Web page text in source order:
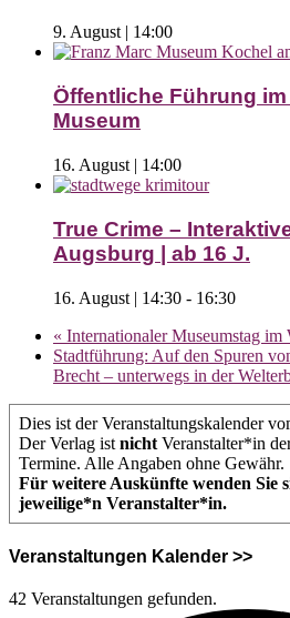
9. August | 14:00
Öffentliche Führung im
Museum
16. August | 14:00
True Crime –
Augsburg | ab 16 J.
16. August | 14:30 - 16:30
« Internationaler Museumstag im
Stadtführung: Auf den Spuren
Brecht – unterwegs in der
Dies ist der Veranstaltungskalender
Der Verlag ist nicht Veranstalter*in
Termine. Alle Angaben ohne Gewähr.
Für weitere Auskünfte wenden Sie
jeweilige*n Veranstalter*in.
Veranstaltungen Kalender >>
42 Veranstaltungen gefunden.